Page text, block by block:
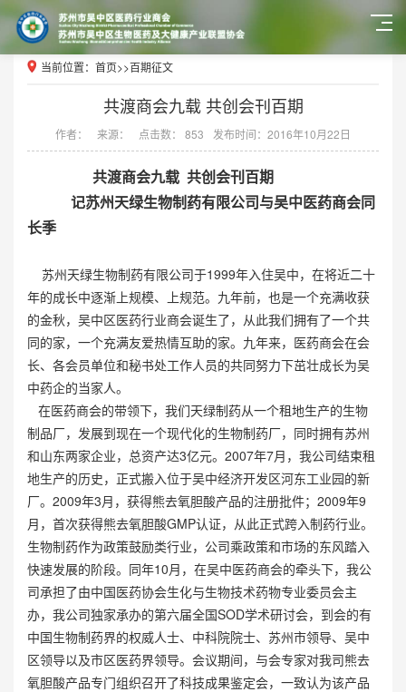
当前位置： 首页>>百期征文
共渡商会九载 共创会刊百期
作者： 来源： 点击数： 853 发布时间：2016年10月22日
共渡商会九载 共创会刊百期
记苏州天绿生物制药有限公司与吴中医药商会同
长季
苏州天绿生物制药有限公司于1999年入住吴中，在将近二十
年的成长中逐渐上规模、上规范。九年前，也是一个充满收获
的金秋，吴中区医药行业商会诞生了，从此我们拥有了一个共
同的家，一个充满友爱热情互助的家。九年来，医药商会在会
长、各会员单位和秘书处工作人员的共同努力下茁壮成长为吴
中药企的当家人。
在医药商会的带领下，我们天绿制药从一个租地生产的生物
制品厂，发展到现在一个现代化的生物制药厂，同时拥有苏州
和山东两家企业，总资产达3亿元。2007年7月，我公司结束租
地生产的历史，正式搬入位于吴中经济开发区河东工业园的新
厂。2009年3月，获得熊去氧胆酸产品的注册批件；2009年9
月，首次获得熊去氧胆酸GMP认证，从此正式跨入制药行业。
生物制药作为政策鼓励类行业，公司乘政策和市场的东风踏入
快速发展的阶段。同年10月，在吴中医药商会的牵头下，我公
司承担了由中国医药协会生化与生物技术药物专业委员会主
办，我公司独家承办的第六届全国SOD学术研讨会，到会的有
中国生物制药界的权威人士、中科院院士、苏州市领导、吴中
区领导以及市区医药界领导。会议期间，与会专家对我司熊去
氧胆酸产品专门组织召开了科技成果鉴定会，一致认为该产品